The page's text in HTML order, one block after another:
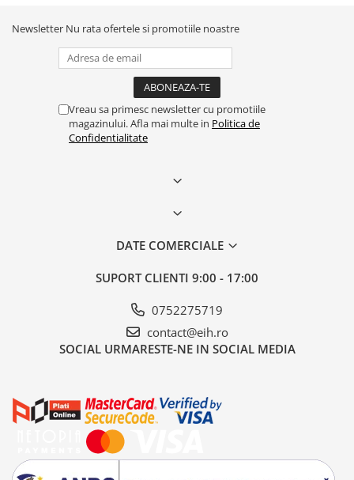
Newsletter Nu rata ofertele si promotiile noastre
Vreau sa primesc newsletter cu promotiile
magazinului. Afla mai multe in Politica de
Confidentialitate
DATE COMERCIALE
SUPORT CLIENTI 9:00 - 17:00
0752275719
contact@eih.ro
SOCIAL URMARESTE-NE IN SOCIAL MEDIA